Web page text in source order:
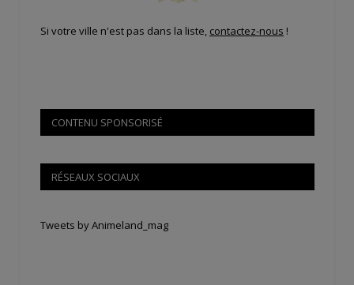
Si votre ville n'est pas dans la liste, contactez-nous !
CONTENU SPONSORISÉ
RÉSEAUX SOCIAUX
Tweets by Animeland_mag